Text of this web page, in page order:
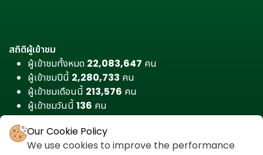
สถิติผู้เข้าชม
ผู้เข้าชมทั้งหมด 22,083,647 คน
ผู้เข้าชมปีนี้ 2,280,733 คน
ผู้เข้าชมเดือนนี้ 213,576 คน
ผู้เข้าชมวันนี้ 136 คน
Our Cookie Policy
We use cookies to improve the performance